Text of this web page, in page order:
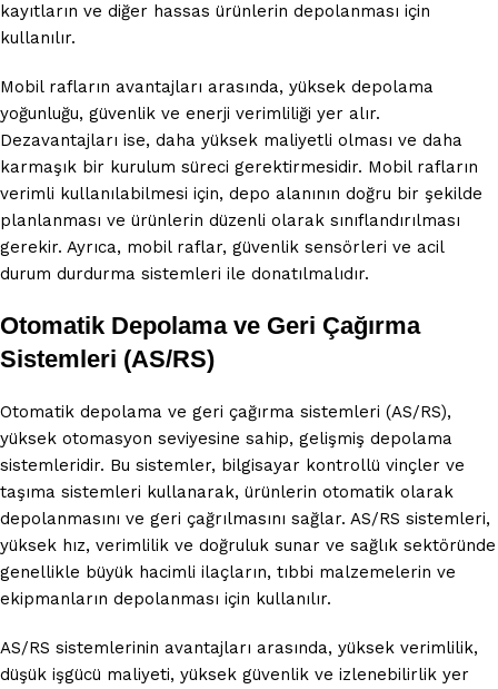
kayıtların ve diğer hassas ürünlerin depolanması için
kullanılır.
Mobil rafların avantajları arasında, yüksek depolama
yoğunluğu, güvenlik ve enerji verimliliği yer alır.
Dezavantajları ise, daha yüksek maliyetli olması ve daha
karmaşık bir kurulum süreci gerektirmesidir. Mobil rafların
verimli kullanılabilmesi için, depo alanının doğru bir şekilde
planlanması ve ürünlerin düzenli olarak sınıflandırılması
gerekir. Ayrıca, mobil raflar, güvenlik sensörleri ve acil
durum durdurma sistemleri ile donatılmalıdır.
Otomatik Depolama ve Geri Çağırma
Sistemleri (AS/RS)
Otomatik depolama ve geri çağırma sistemleri (AS/RS),
yüksek otomasyon seviyesine sahip, gelişmiş depolama
sistemleridir. Bu sistemler, bilgisayar kontrollü vinçler ve
taşıma sistemleri kullanarak, ürünlerin otomatik olarak
depolanmasını ve geri çağrılmasını sağlar. AS/RS sistemleri,
yüksek hız, verimlilik ve doğruluk sunar ve sağlık sektöründe
genellikle büyük hacimli ilaçların, tıbbi malzemelerin ve
ekipmanların depolanması için kullanılır.
AS/RS sistemlerinin avantajları arasında, yüksek verimlilik,
düşük işgücü maliyeti, yüksek güvenlik ve izlenebilirlik yer